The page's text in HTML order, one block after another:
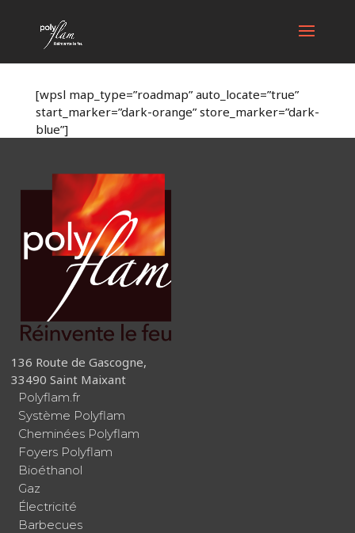
[wpsl map_type=”roadmap” auto_locate=”true”
start_marker=”dark-orange” store_marker=”dark-
blue”]
136 Route de Gascogne,
33490 Saint Maixant
Polyflam.fr
Système Polyflam
Cheminées Polyflam
Foyers Polyflam
Bioéthanol
Gaz
Électricité
Barbecues